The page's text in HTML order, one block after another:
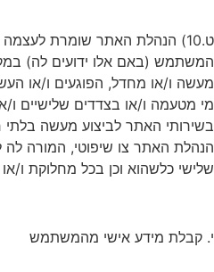
ט.10) הנהלת האתר שומרת
המשתמש (באם אלו ידועים לה)
מעשה ו/או מחדל, הפוגעים ו/או
מי מטעמה ו/או בצדדים שלישיים
בשירותי האתר לביצוע מעשה בלתי
הנהלת האתר צו שיפוטי, המורה
שלישי כלשהוא וכן בכל מחלוקת ו/
י. קבלת מידע אישי מהמשתמש